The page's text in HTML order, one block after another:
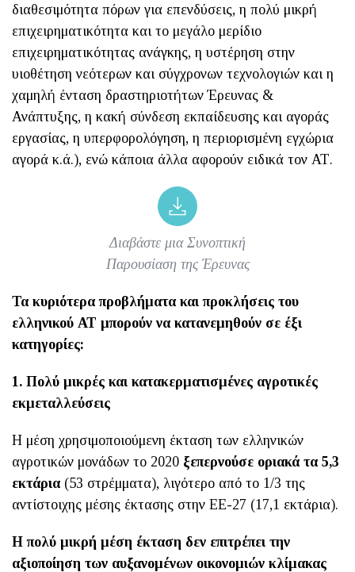
διαθεσιμότητα πόρων για επενδύσεις, η πολύ μικρή
επιχειρηματικότητα και το μεγάλο μερίδιο
επιχειρηματικότητας ανάγκης, η υστέρηση στην
υιοθέτηση νεότερων και σύγχρονων τεχνολογιών και η
χαμηλή ένταση δραστηριοτήτων Έρευνας &
Ανάπτυξης, η κακή σύνδεση εκπαίδευσης και αγοράς
εργασίας, η υπερφορολόγηση, η περιορισμένη εγχώρια
αγορά κ.ά.), ενώ κάποια άλλα αφορούν ειδικά τον ΑΤ.
Διαβάστε μια Συνοπτική
Παρουσίαση της Έρευνας
Τα κυριότερα προβλήματα και προκλήσεις του
ελληνικού ΑΤ μπορούν να κατανεμηθούν σε έξι
κατηγορίες:
1. Πολύ μικρές και κατακερματισμένες αγροτικές
εκμεταλλεύσεις
Η μέση χρησιμοποιούμενη έκταση των ελληνικών
αγροτικών μονάδων το 2020 ξεπερνούσε οριακά τα 5,3
εκτάρια(53 στρέμματα), λιγότερο από το 1/3 της
αντίστοιχης μέσης έκτασης στην ΕΕ-27 (17,1 εκτάρια).
Η πολύ μικρή μέση έκταση δεν επιτρέπει την
αξιοποίηση των αυξανομένων οικονομιών κλίμακας